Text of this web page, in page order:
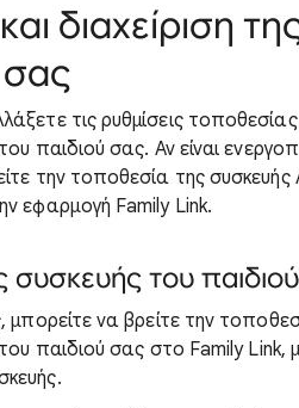
διαχείριση
σας
τις ρυθμίσεις
παιδιού σας. Αν είναι
την τοποθεσία της
εφαρμογή Family Link.
συσκευής του
μπορείτε να βρείτε την
παιδιού σας στο Family Link,